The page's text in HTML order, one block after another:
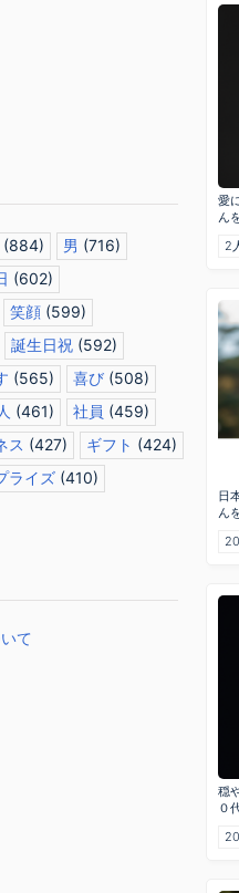
(884) 男 (716)
(602)
笑顔 (599)
誕生日祝 (592)
(565) 喜び (508)
(461) 社員 (459)
ス (427) ギフト (424)
ライズ (410)
て
愛
ん
2
日
ん
穏
０